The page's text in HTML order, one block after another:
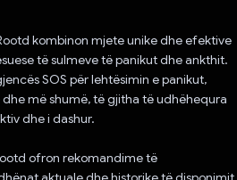
kombinon mjete unike dhe efektive
të sulmeve të panikut dhe ankthit.
SOS për lehtësimin e panikut,
më shumë, të gjitha të udhëhequra
dhe i dashur.
ofron rekomandime të